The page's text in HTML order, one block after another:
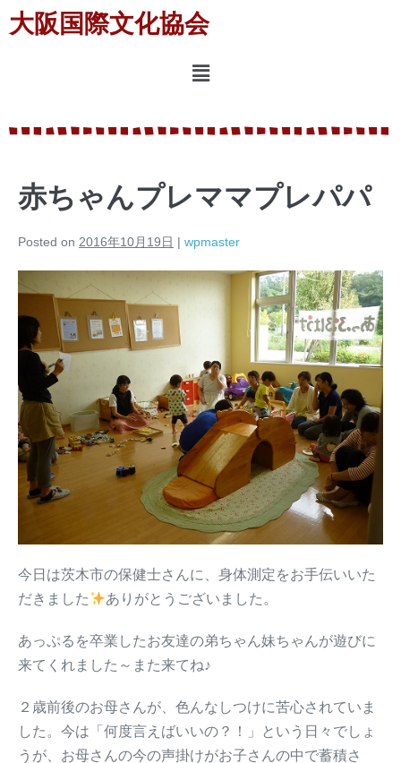
大阪国際文化協会
赤ちゃんプレママプレパパ
Posted on 2016年10月19日 | wpmaster
今日は茨木市の保健士さんに、身体測定をお手伝いいた
だきました
ありがとうございました。
あっぷるを卒業したお友達の弟ちゃん妹ちゃんが遊びに
来てくれました～また来てね♪
２歳前後のお母さんが、色んなしつけに苦心されていま
した。今は「何度言えばいいの？！」という日々でしょ
うが、お母さんの今の声掛けがお子さんの中で蓄積さ